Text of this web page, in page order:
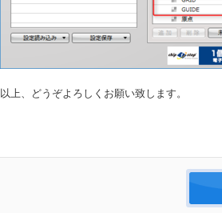
以上、どうぞよろしくお願い致します。